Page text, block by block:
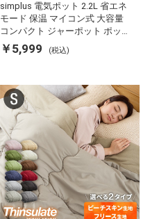
simplus 電気ポット 2.2L 省エネ
モード 保温 マイコン式 大容量
コンパクト ジャーポット ポット
カルキ抜き 空焚き防止 温度調節
軽量 SP-PD22 シンプラス
￥5,999 (税込)